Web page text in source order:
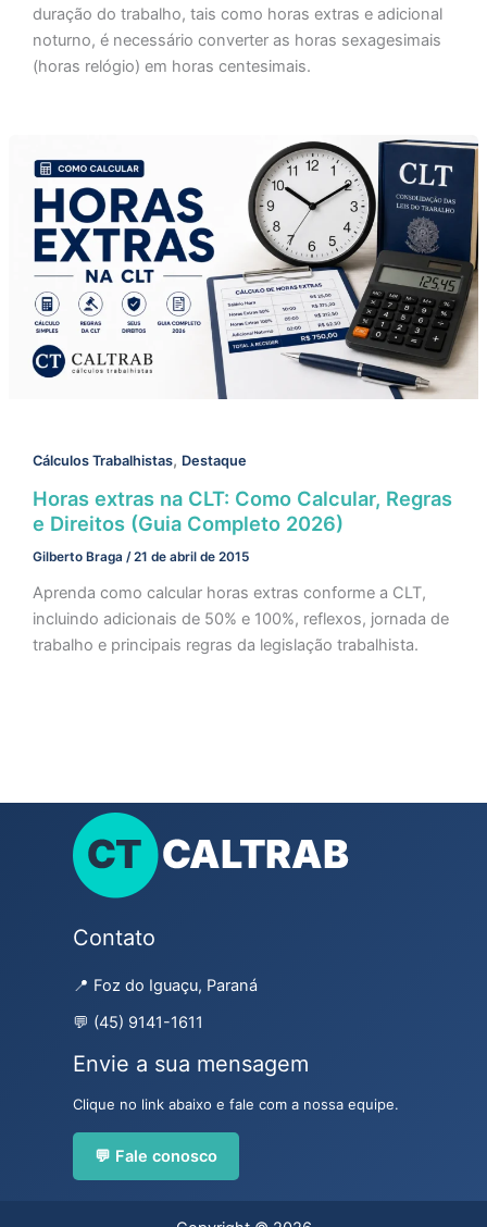
duração do trabalho, tais como horas extras e adicional
noturno, é necessário converter as horas sexagesimais
(horas relógio) em horas centesimais.
Cálculos Trabalhistas, Destaque
Horas extras na CLT: Como Calcular, Regras
e Direitos (Guia Completo 2026)
Gilberto Braga /21 de abril de 2015
Aprenda como calcular horas extras conforme a CLT,
incluindo adicionais de 50% e 100%, reflexos, jornada de
trabalho e principais regras da legislação trabalhista.
Contato
📍 Foz do Iguaçu, Paraná
💬 (45) 9141-1611
Envie a sua mensagem
Clique no link abaixo e fale com a nossa equipe.
💬 Fale conosco